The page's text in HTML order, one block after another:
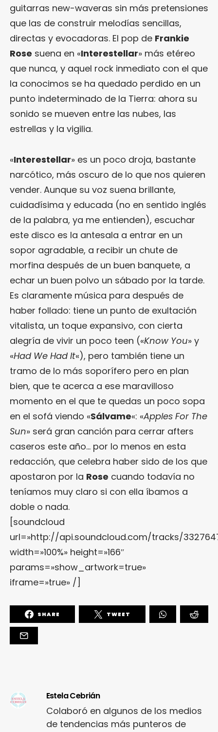
guitarras new-waveras sin más pretensiones
que las de construir melodías sencillas,
directas y evocadoras. El pop de Frankie
Rose suena en «Interestellar» más etéreo
que nunca, y aquel rock inmediato con el que
la conocimos se ha quedado perdido en un
punto indeterminado de la Tierra: ahora su
sonido se mueven entre las nubes, las
estrellas y la vigilia.
«Interestellar» es un poco droja, bastante
narcótico, más oscuro de lo que nos quieren
vender. Aunque su voz suena brillante,
cuidadísima y educada (no en sentido inglés
de la palabra, ya me entienden), escuchar
este disco es la antesala a entrar en un
sopor agradable, a recibir un chute de
morfina después de un buen banquete, a
echar un buen polvo un sábado por la tarde.
Es claramente música para después de
haber follado: tiene un punto de exultación
vitalista, un toque expansivo, con cierta
alegría de vivir un poco teen («Know You» y
«Had We Had It«), pero también tiene un
tramo de lo más soporífero pero en plan
bien, que te acerca a ese maravilloso
momento en el que te quedas un poco sopa
en el sofá viendo «Sálvame«: «Apples For The
Sun» será gran canción para cerrar afters
caseros este año… por lo menos en esta
redacción, que celebra haber sido de los que
apostaron por la Rose cuando todavía no
teníamos muy claro si con ella íbamos a
doble o nada.
[soundcloud
url=»http://api.soundcloud.com/tracks/
width=»100%» height=»166″
params=»show_artwork=true»
iframe=»true» /]
SHARE TWEET
Estela Cebrián
Colaboró en algunos de los medios
de tendencias más punteros de